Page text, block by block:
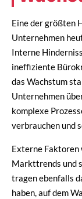
Eine der größten
Unternehmen
Interne
ineffiziente
das Wachstum
Unternehmen
komplexe
verbrauchen und
Externe
Markttrends und
tragen ebenfalls
haben, auf dem